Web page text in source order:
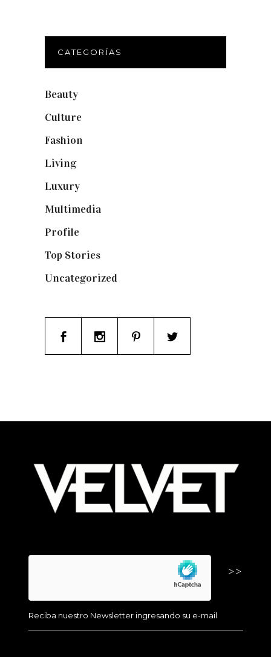
CATEGORÍAS
Beauty
Culture
Fashion
Living(337)
Luxury
Multimedia
Profile
Top Stories
Uncategorized